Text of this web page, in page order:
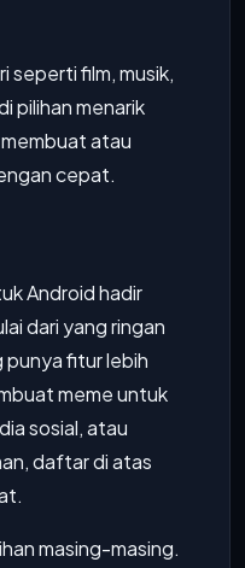
seperti film, musik,
pilihan menarik
atau
cepat.
Android hadir
dari yang ringan
punya fitur lebih
meme untuk
sosial, atau
daftar di atas
masing-masing.